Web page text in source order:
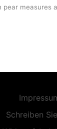
pear measures
Schreiben